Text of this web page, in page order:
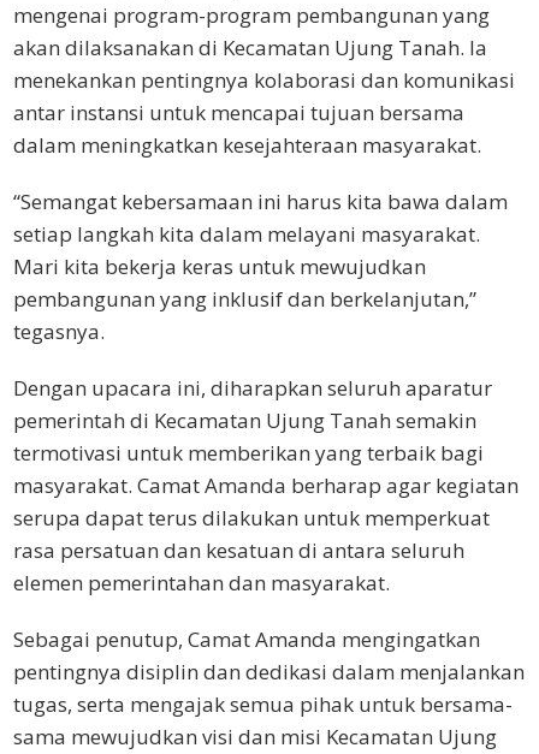
mengenai program-program pembangunan yang
akan dilaksanakan di Kecamatan Ujung Tanah. Ia
menekankan pentingnya kolaborasi dan komunikasi
antar instansi untuk mencapai tujuan bersama
dalam meningkatkan kesejahteraan masyarakat.
“Semangat kebersamaan ini harus kita bawa dalam
setiap langkah kita dalam melayani masyarakat.
Mari kita bekerja keras untuk mewujudkan
pembangunan yang inklusif dan berkelanjutan,”
tegasnya.
Dengan upacara ini, diharapkan seluruh aparatur
pemerintah di Kecamatan Ujung Tanah semakin
termotivasi untuk memberikan yang terbaik bagi
masyarakat. Camat Amanda berharap agar kegiatan
serupa dapat terus dilakukan untuk memperkuat
rasa persatuan dan kesatuan di antara seluruh
elemen pemerintahan dan masyarakat.
Sebagai penutup, Camat Amanda mengingatkan
pentingnya disiplin dan dedikasi dalam menjalankan
tugas, serta mengajak semua pihak untuk bersama-
sama mewujudkan visi dan misi Kecamatan Ujung